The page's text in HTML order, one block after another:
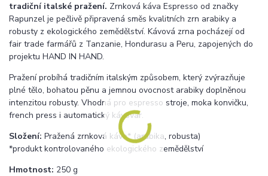
tradiční italské pražení. Zrnková káva Espresso od značky
Rapunzel je pečlivě připravená směs kvalitních zrn arabiky a
robusty z ekologického zemědělství. Kávová zrna pocházejí od
fair trade farmářů z Tanzanie, Hondurasu a Peru, zapojených do
projektu HAND IN HAND.
Pražení probíhá tradičním italským způsobem, který zvýrazňuje
plné tělo, bohatou pěnu a jemnou ovocnost arabiky doplněnou
intenzitou robusty. Vhodná pro espresso stroje, moka konvičku,
french press i automatický kávovar.
Složení: Pražená zrnková káva* (arabika, robusta)
*produkt kontrolovaného ekologického zemědělství
Hmotnost: 250 g